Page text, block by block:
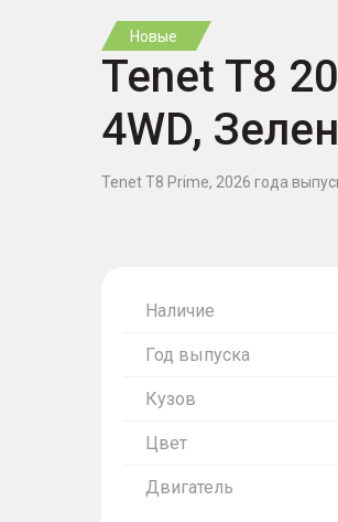
Новые
Tenet T8
4WD,
Tenet T8 Prime, 2026 года
Наличие
Год выпуска
Кузов
Цвет
Двигатель